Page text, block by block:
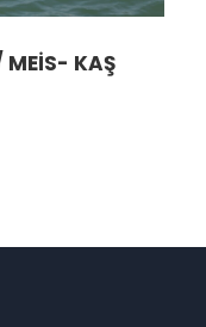
MEİS- KAŞ